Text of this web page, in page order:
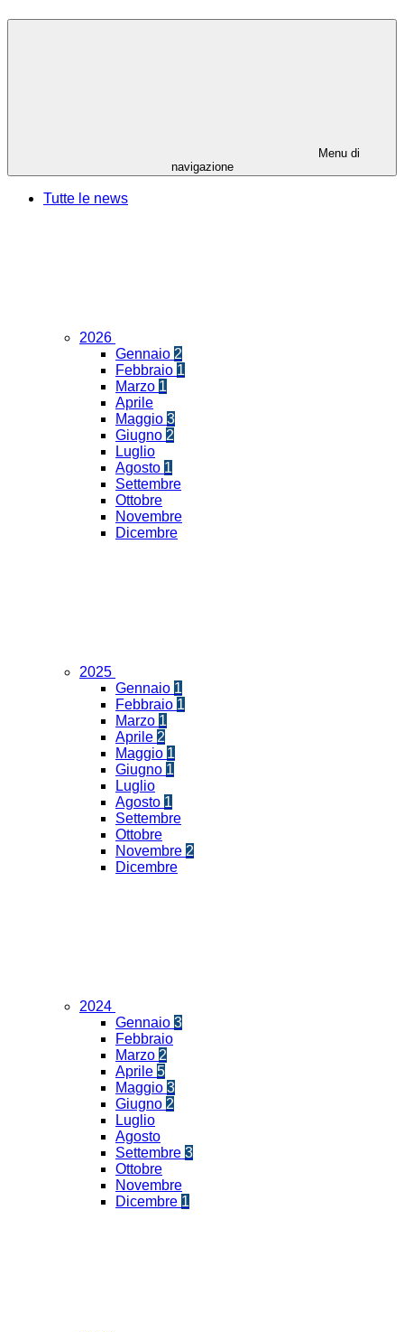
Menu di
navigazione
Tutte le news
2026
Gennaio 2
Febbraio 1
Marzo 1
Aprile
Maggio 3
Giugno 2
Luglio
Agosto 1
Settembre
Ottobre
Novembre
Dicembre
2025
Gennaio 1
Febbraio 1
Marzo 1
Aprile 2
Maggio 1
Giugno 1
Luglio
Agosto 1
Settembre
Ottobre
Novembre 2
Dicembre
2024
Gennaio 3
Febbraio
Marzo 2
Aprile 5
Maggio 3
Giugno 2
Luglio
Agosto
Settembre 3
Ottobre
Novembre
Dicembre 1